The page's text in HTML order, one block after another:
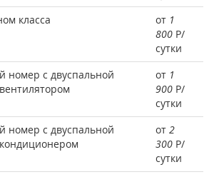
класса от 1
800 Р/
сутки
номер с двуспальной
от 1
900 Р/
сутки
номер с двуспальной
от 2
300 Р/
сутки